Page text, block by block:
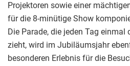
Projektoren sowie einer
für die 8-minütige Show
Die Parade, die jeden Tag einmal
zieht, wird im Jubiläumsjahr
besonderen Erlebnis für die